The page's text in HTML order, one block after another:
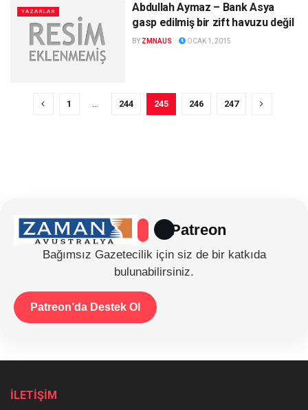
YAZARLAR
Abdullah Aymaz – Bank Asya
gasp edilmiş bir zift havuzu değil
BY ZMNAUS OCAK 1, 2015
1 244 245 246 247
Patreon
Bağımsız Gazetecilik için siz de bir katkıda
bulunabilirsiniz.
Patreon’da Destek Ol
İLETİŞİM